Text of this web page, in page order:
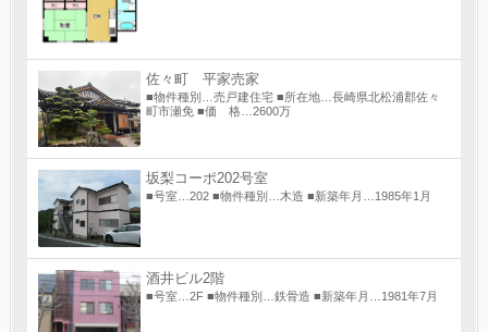
佐々町 平家売家
■物件種別…売戸建住宅 ■所在地…長崎県北松浦郡佐々
町市瀬免 ■価 格…2600万
坂梨コーポ202号室
■号室…202 ■物件種別…木造 ■新築年月…1985年1月
酒井ビル2階
■号室…2F ■物件種別…鉄骨造 ■新築年月…1981年7月